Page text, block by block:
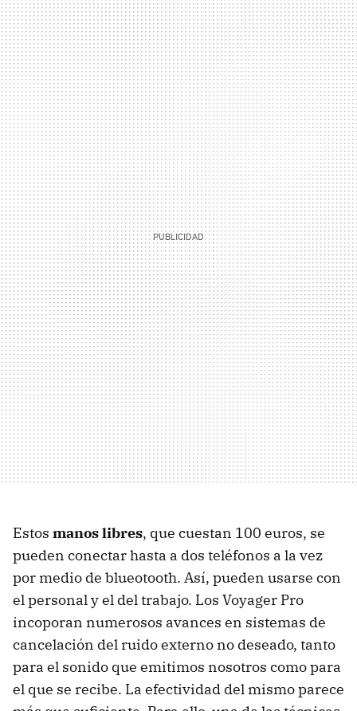
Estos manos libres, que cuestan 100 euros, se
pueden conectar hasta a dos teléfonos a la vez
por medio de blueotooth. Así, pueden usarse con
el personal y el del trabajo. Los Voyager Pro
incoporan numerosos avances en sistemas de
cancelación del ruido externo no deseado, tanto
para el sonido que emitimos nosotros como para
el que se recibe. La efectividad del mismo parece